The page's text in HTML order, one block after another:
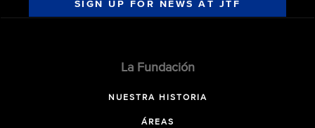
SIGN UP FOR NEWS AT JTF
La Fundación
NUESTRA HISTORIA
ÁREAS